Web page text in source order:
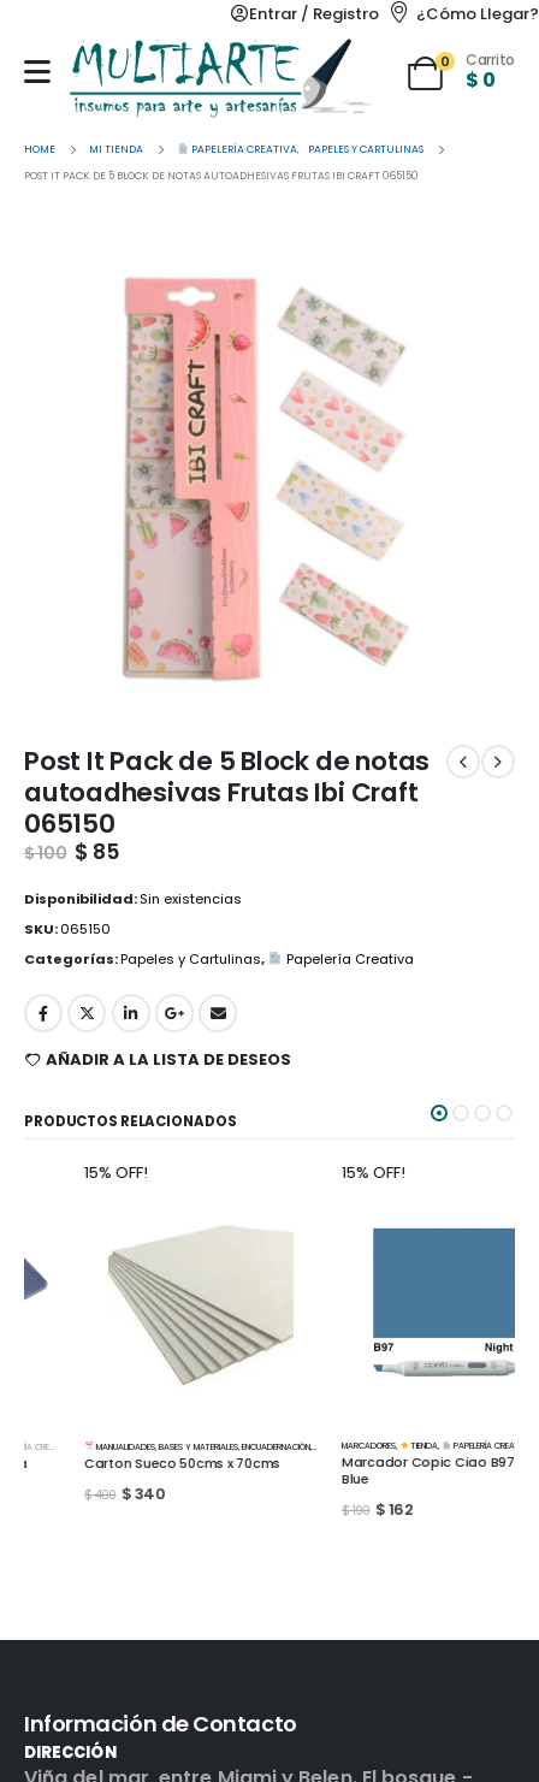
Entrar / Registro ¿Cómo Llegar?
0 Carrito
$ 0
HOME MI TIENDA PAPELERÍA CREATIVA,
PAPELES Y CARTULINAS
POST IT PACK DE 5 BLOCK DE NOTAS AUTOADHESIVAS FRUTAS IBI CRAFT 065150
Post It Pack de 5 Block de notas
autoadhesivas Frutas Ibi Craft
065150
$100 $ 85
Disponibilidad:Sin existencias
SKU:065150
Categorías:Papeles y Cartulinas, Papelería Creativa
AÑADIR A LA LISTA DE DESEOS
PRODUCTOS RELACIONADOS
15% OFF!
MANUALIDADES,BASES Y MATERIALES,ENCUADERNACIÓN, TIENDA, PAPELERÍA CREATIVA
Carton Sueco 50cms x 70cms
340
15% OFF!
MARCADORES TIENDA, PAPELERÍA CREATIVA
Marcador Copic Ciao B97 Night
162
Información de Contacto
DIRECCIÓN